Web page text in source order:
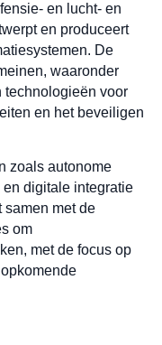
en lucht- en
en produceert
De
waaronder
technologieën voor
en het beveiligen
zoals autonome
digitale integratie
samen met de
om
met de focus op